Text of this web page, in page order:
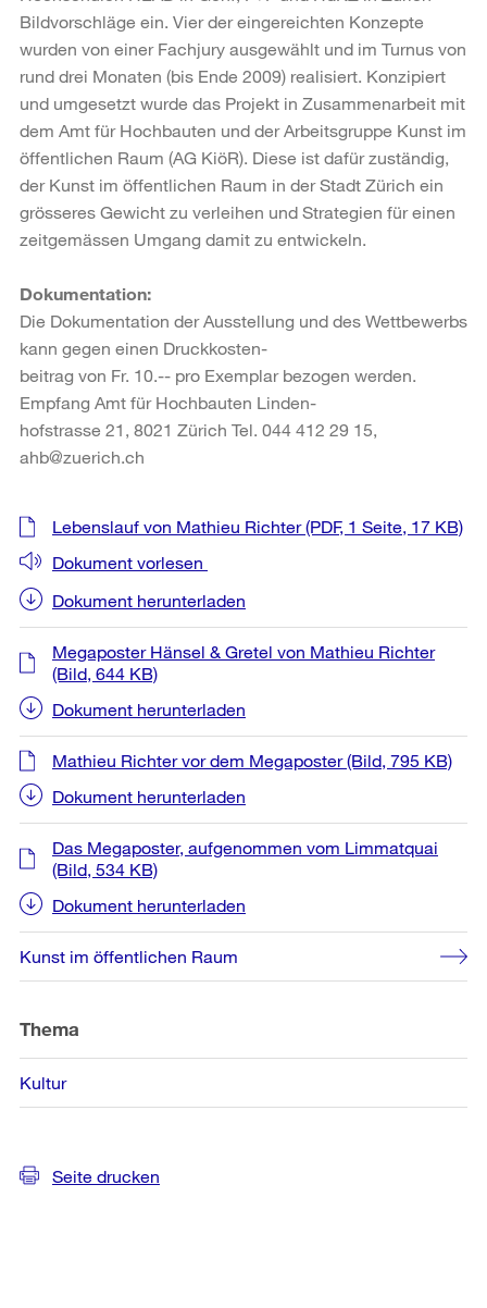
Bildvorschläge ein. Vier der eingereichten Konzepte
wurden von einer Fachjury ausgewählt und im Turnus von
rund drei Monaten (bis Ende 2009) realisiert. Konzipiert
und umgesetzt wurde das Projekt in Zusammenarbeit mit
dem Amt für Hochbauten und der Arbeitsgruppe Kunst im
öffentlichen Raum (AG KiöR). Diese ist dafür zuständig,
der Kunst im öffentlichen Raum in der Stadt Zürich ein
grösseres Gewicht zu verleihen und Strategien für einen
zeitgemässen Umgang damit zu entwickeln.
Dokumentation:
Die Dokumentation der Ausstellung und des Wettbewerbs
kann gegen einen Druckkosten-
beitrag von Fr. 10.-- pro Exemplar bezogen werden.
Empfang Amt für Hochbauten Linden-
hofstrasse 21, 8021 Zürich Tel. 044 412 29 15,
ahb@zuerich.ch
Weitere
Informationen
Lebenslauf von Mathieu Richter(PDF, 1 Seite, 17 KB)
Dokument vorlesen
Dokument herunterladen
Megaposter Hänsel & Gretel von Mathieu Richter
(Bild, 644 KB)
Dokument herunterladen
Mathieu Richter vor dem Megaposter(Bild, 795 KB)
Dokument herunterladen
Das Megaposter, aufgenommen vom Limmatquai
(Bild, 534 KB)
Dokument herunterladen
Kunst im öffentlichen Raum
Thema
Kultur
Seite drucken